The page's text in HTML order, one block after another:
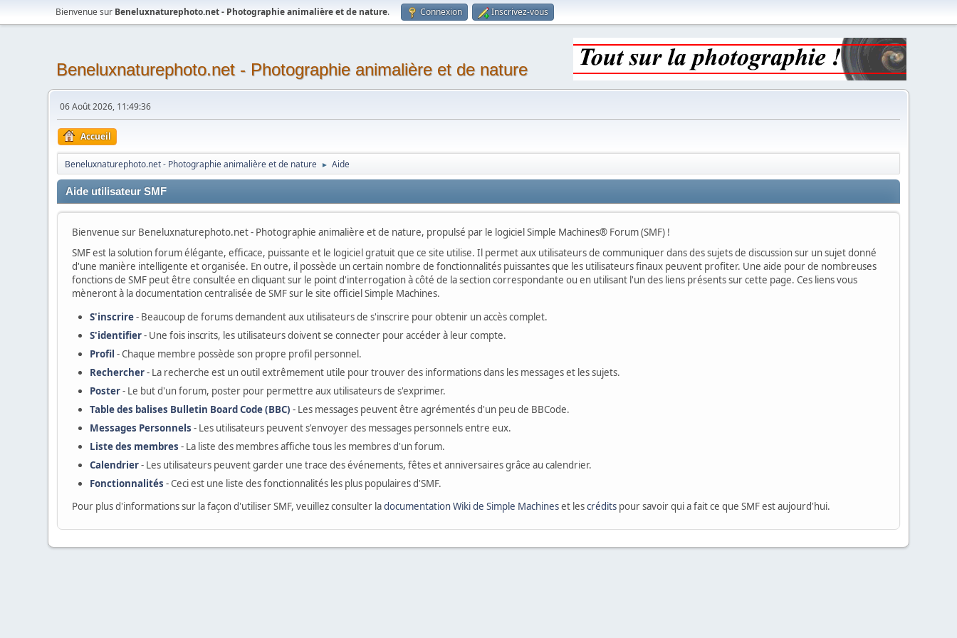
Bienvenue sur Beneluxnaturephoto.net - Photographie animalière et de nature. Connexion Inscrivez-vous
Beneluxnaturephoto.net - Photographie animalière et de nature
06 Août 2026, 11:49:36
Accueil
Beneluxnaturephoto.net - Photographie animalière et de nature ► Aide
Aide utilisateur SMF
Bienvenue sur Beneluxnaturephoto.net - Photographie animalière et de nature, propulsé par le logiciel Simple Machines® Forum (SMF) !
SMF est la solution forum élégante, efficace, puissante et le logiciel gratuit que ce site utilise. Il permet aux utilisateurs de communiquer dans des sujets de discussion sur un sujet donné
d'une manière intelligente et organisée. En outre, il possède un certain nombre de fonctionnalités puissantes que les utilisateurs finaux peuvent profiter. Une aide pour de nombreuses
fonctions de SMF peut être consultée en cliquant sur le point d'interrogation à côté de la section correspondante ou en utilisant l'un des liens présents sur cette page. Ces liens vous
mèneront à la documentation centralisée de SMF sur le site officiel Simple Machines.
S'inscrire- Beaucoup de forums demandent aux utilisateurs de s'inscrire pour obtenir un accès complet.
S'identifier- Une fois inscrits, les utilisateurs doivent se connecter pour accéder à leur compte.
Profil - Chaque membre possède son propre profil personnel.
Rechercher- La recherche est un outil extrêmement utile pour trouver des informations dans les messages et les sujets.
Poster- Le but d'un forum, poster pour permettre aux utilisateurs de s'exprimer.
Table des balises Bulletin Board Code (BBC) - Les messages peuvent être agrémentés d'un peu de BBCode.
Messages Personnels - Les utilisateurs peuvent s'envoyer des messages personnels entre eux.
Liste des membres - La liste des membres affiche tous les membres d'un forum.
Calendrier- Les utilisateurs peuvent garder une trace des événements, fêtes et anniversaires grâce au calendrier.
Fonctionnalités - Ceci est une liste des fonctionnalités les plus populaires d'SMF.
Pour plus d'informations sur la façon d'utiliser SMF, veuillez consulter ladocumentation Wiki de Simple Machineset lescrédits pour savoir qui a fait ce que SMF est aujourd'hui.